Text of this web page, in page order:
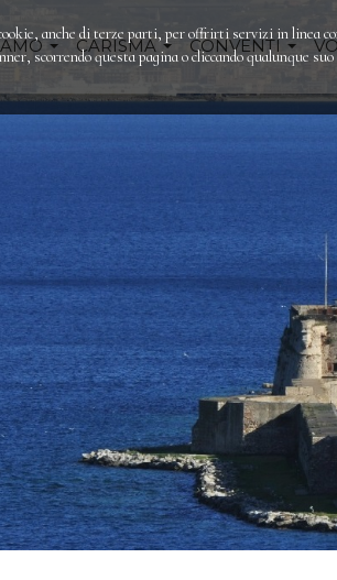
CARISMA CONVENTI
anche di terze parti, per offrirti servizi in linea
scorrendo questa pagina o cliccando qualunque